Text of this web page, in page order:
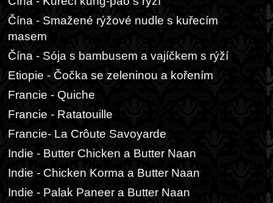
Čína - Smažené rýžové nudle s kuřecím
masem
Čína - Sója s bambusem a vajíčkem s rýží
Etiopie - Čočka se zeleninou a kořením
Francie - Quiche
Francie - Ratatouille
Francie- La Crôute Savoyarde
Indie - Butter Chicken a Butter Naan
Indie - Chicken Korma a Butter Naan
Indie - Palak Paneer a Butter Naan